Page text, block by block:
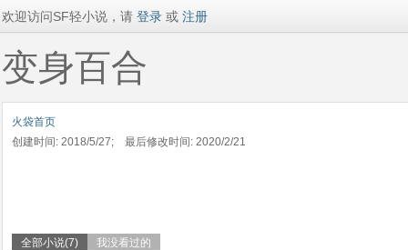
欢迎访问SF轻小说，请 登录 或 注册
变身百合
火袋首页
创建时间: 2018/5/27; 最后修改时间: 2020/2/21
全部小说(7) 我没看过的